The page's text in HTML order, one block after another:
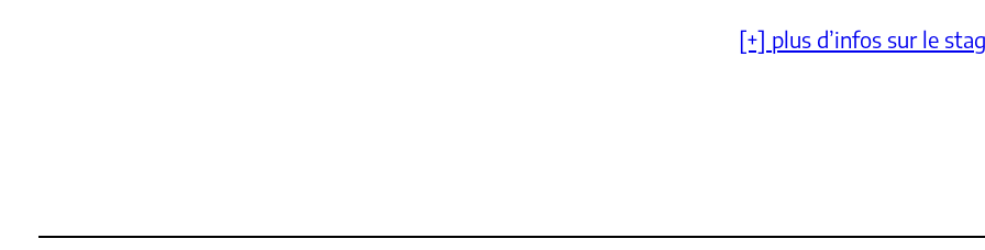
[+] plus d’infos sur le